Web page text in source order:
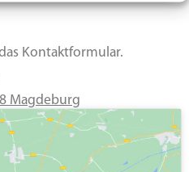
Kontaktformular.
Magdeburg